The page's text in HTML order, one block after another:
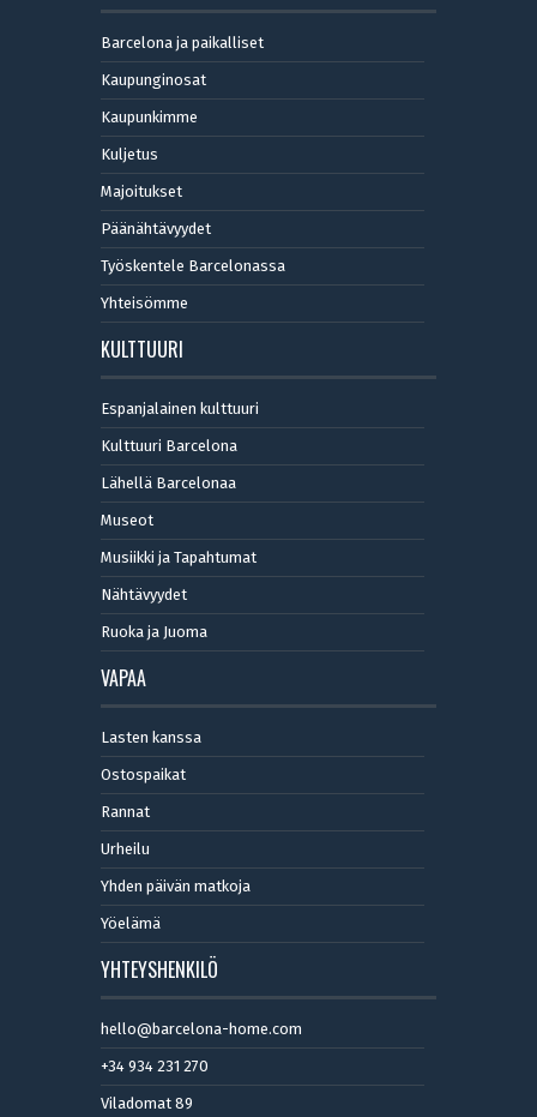
Barcelona ja paikalliset
Kaupunginosat
Kaupunkimme
Kuljetus
Majoitukset
Päänähtävyydet
Työskentele Barcelonassa
Yhteisömme
KULTTUURI
Espanjalainen kulttuuri
Kulttuuri Barcelona
Lähellä Barcelonaa
Museot
Musiikki ja Tapahtumat
Nähtävyydet
Ruoka ja Juoma
VAPAA
Lasten kanssa
Ostospaikat
Rannat
Urheilu
Yhden päivän matkoja
Yöelämä
YHTEYSHENKILÖ
hello@barcelona-home.com
+34 934 231 270
Viladomat 89